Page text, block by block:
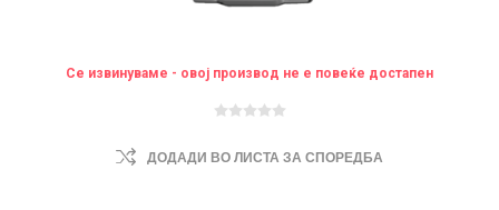
Се извинуваме - овој производ не е повеќе достапен
ДОДАДИ ВО ЛИСТА ЗА СПОРЕДБА